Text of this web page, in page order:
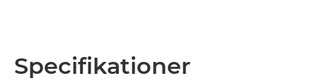
Specifikationer